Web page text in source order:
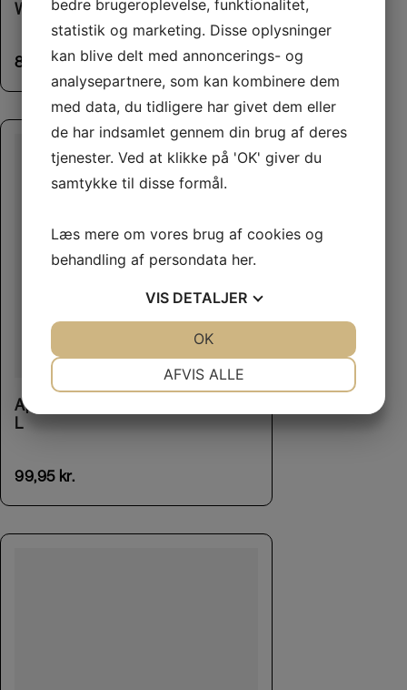
Whimzees Occupy Antler L
85,00kr.
Aport – Coachi Training Dumbbell
L
99,95 kr.
bedre brugeroplevelse, funktionalitet,
statistik og marketing. Disse oplysninger
kan blive delt med annoncerings- og
analysepartnere, som kan kombinere dem
med data, du tidligere har givet dem eller
de har indsamlet gennem din brug af deres
tjenester. Ved at klikke på 'OK' giver du
samtykke til disse formål.
Læs mere om vores brug af cookies og
behandling af persondata her.
VIS DETALJER
AFVIS ALLE
OK